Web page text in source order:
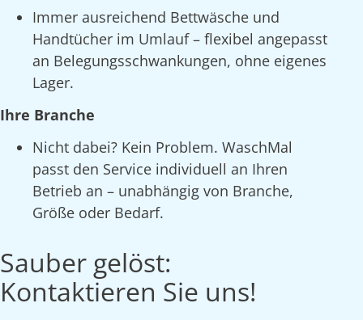
Immer ausreichend Bettwäsche und
Handtücher im Umlauf – flexibel angepasst
an Belegungsschwankungen, ohne eigenes
Lager.
Ihre Branche
Nicht dabei? Kein Problem. WaschMal
passt den Service individuell an Ihren
Betrieb an – unabhängig von Branche,
Größe oder Bedarf.
Sauber gelöst:
Kontaktieren Sie uns!